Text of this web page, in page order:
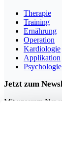
Therapie
Training
Ernährung
Operation
Kardiologie
Applikation
Psychologie
Jetzt zum
Mit unserem